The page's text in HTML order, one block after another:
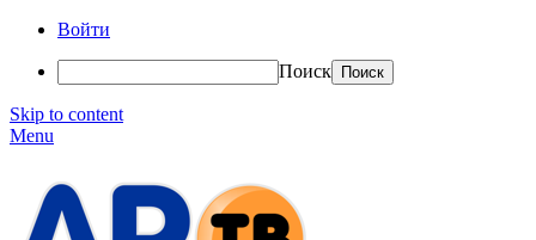
Войти
Поиск
Skip to content
Menu